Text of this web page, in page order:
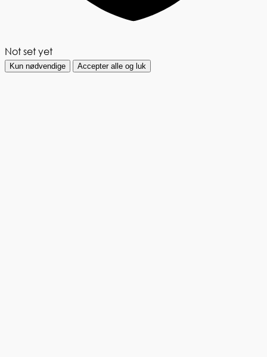
Not set yet
Kun nødvendige Accepter alle og luk